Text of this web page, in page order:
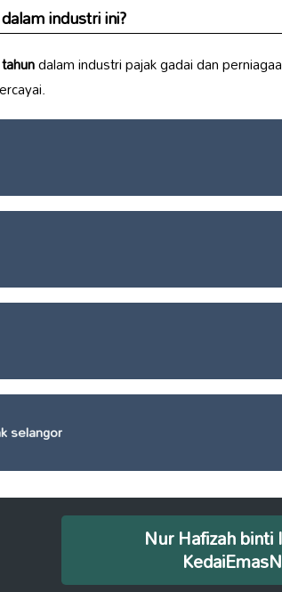
industri ini?
dalam industri pajak gadai dan
selangor
Nur Hafizah